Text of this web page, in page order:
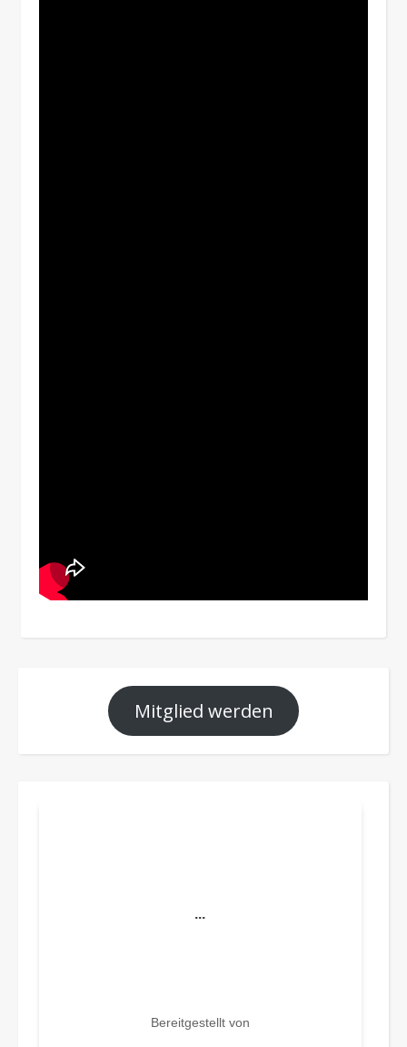
Mitglied werden